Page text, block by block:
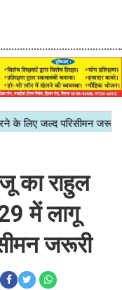
का राहुल
में लागू
जरूरी